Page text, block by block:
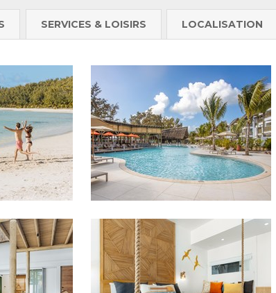
SERVICES & LOISIRS LOCALISATION